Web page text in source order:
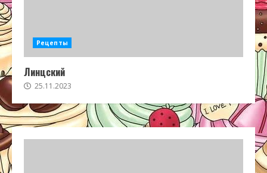
Рецепты
Линцский
25.11.2023